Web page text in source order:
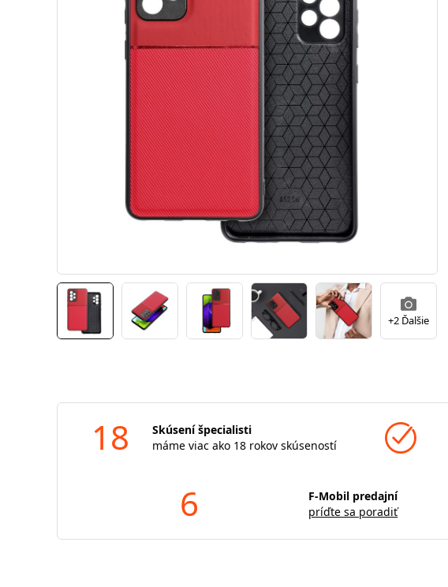
+2 Ďalšie
18
Skúsení špecialisti
máme viac ako 18 rokov skúseností
6
F-Mobil predajní
príďte sa poradiť